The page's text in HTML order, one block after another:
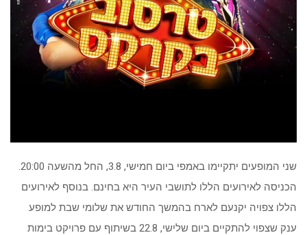
שני המופעים יתקיימו באמפי ביום חמישי, 3.8, החל מהשעה 20:00.
הכניסה לאירועים הללו לתושבי העיר היא בחינם. בנוסף לאירועים
הללו צפויה יקנעם לארח בהמשך החודש את שלומי שבת למופע
ענק שצפוי להתקיים ביום שלישי, 22.8 בשיתוף עם פרויקט בימות